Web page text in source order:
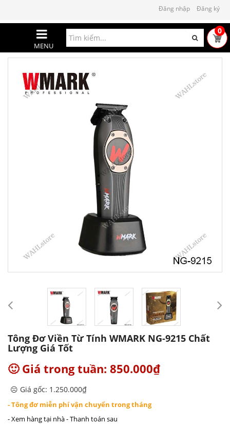
Đăng nhập Đăng ký
MENU
0
Tông Đơ Viền Từ Tính WMARK NG-9215 Chất
Lượng Giá Tốt
🙂 Giá trong tuần: 850.000₫
☹️ Giá gốc: 1.250.000₫
- Tông đơ miễn phí vận chuyển trong tháng
- Xem hàng tại nhà - Thanh toán sau